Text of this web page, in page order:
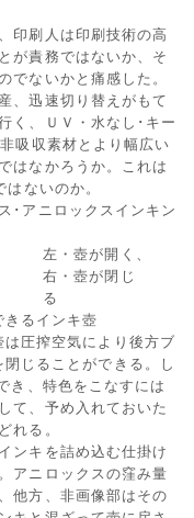
印刷人は印刷技術の高
が責務ではないか、そ
でないかと痛感した。
、迅速切り替えがもて
く、ＵＶ・水なし･キー
吸収素材とより幅広い
はなかろうか。これは
ないのか。
･アニロックスインキン
左・壺が開く、
右・壺が閉じ
る
るインキ壺
は圧搾空気により後方ブ
閉じることができる。し
き、特色をこなすには
て、予め入れておいた
れる。
ンキを詰め込む仕掛け
アニロックスの窪み量
他方、非画像部はその